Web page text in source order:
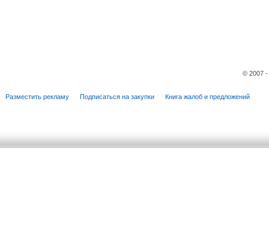
© 2007
Разместить рекламу Подписаться на закупки Книга жалоб и предложений